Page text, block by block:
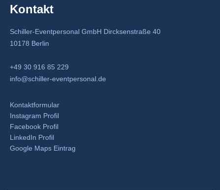
Kontakt
Schiller-Eventpersonal GmbH Dircksenstraße 40
10178 Berlin
+49 30 916 85 229
info@schiller-eventpersonal.de
Kontaktformular
Instagram Profil
Facebook Profil
LinkedIn Profil
Google Maps Eintrag